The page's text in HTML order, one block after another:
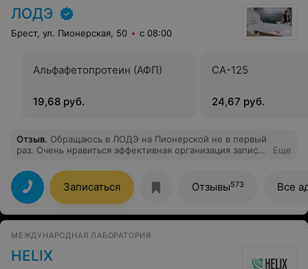
здоровья,счастья,удачи,успехов.
ЛОДЭ
Брест, ул. Пионерская, 50 с 08:00
Альфафетопротеин (АФП)
19,68 руб.
СА-125
24,67 руб.
Отзыв. Обращаюсь в ЛОДЭ на Пионерской не в первый
раз. Очень нравиться эффективная организация записи
вежлив. Работа администрации на высоком уровне.
Еще
Записаться Отзывы573 Все
МЕЖДУНАРОДНАЯ ЛАБОРАТОРИЯ
HELIX